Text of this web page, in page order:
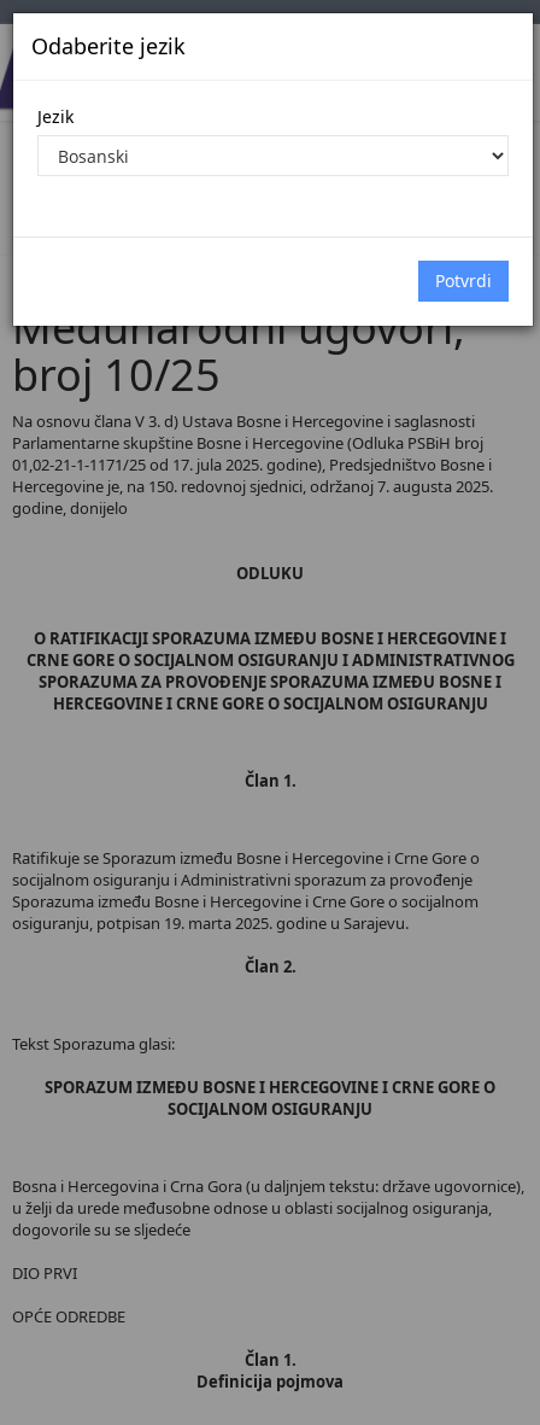
Odaberite jezik
Jezik
Pregled Dokumenata| Broj 10/25
Međunarodni ugovori,
broj 10/25
Na osnovu člana V 3. d) Ustava Bosne i Hercegovine i saglasnosti
Parlamentarne skupštine Bosne i Hercegovine (Odluka PSBiH broj
01,02-21-1-1171/25 od 17. jula 2025. godine), Predsjedništvo Bosne i
Hercegovine je, na 150. redovnoj sjednici, održanoj 7. augusta 2025.
godine, donijelo
ODLUKU
O RATIFIKACIJI SPORAZUMA IZMEĐU BOSNE I HERCEGOVINE I
CRNE GORE O SOCIJALNOM OSIGURANJU I ADMINISTRATIVNOG
SPORAZUMA ZA PROVOĐENJE SPORAZUMA IZMEĐU BOSNE I
HERCEGOVINE I CRNE GORE O SOCIJALNOM OSIGURANJU
Član 1.
Ratifikuje se Sporazum između Bosne i Hercegovine i Crne Gore o
socijalnom osiguranju i Administrativni sporazum za provođenje
Sporazuma između Bosne i Hercegovine i Crne Gore o socijalnom
osiguranju, potpisan 19. marta 2025. godine u Sarajevu.
Član 2.
Tekst Sporazuma glasi:
SPORAZUM IZMEĐU BOSNE I HERCEGOVINE I CRNE GORE O
SOCIJALNOM OSIGURANJU
Bosna i Hercegovina i Crna Gora (u daljnjem tekstu: države ugovornice),
u želji da urede međusobne odnose u oblasti socijalnog osiguranja,
dogovorile su se sljedeće
DIO PRVI
OPĆE ODREDBE
Član 1.
Definicija pojmova